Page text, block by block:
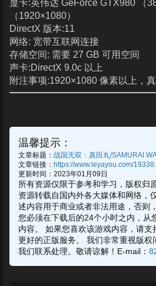
显卡:英伟达 GeForce GTX980 （
（1920×1080）
DirectX 版本:11
网络: 宽带互联网连接
存储空间: 需要 27 GB 可用空间
声卡:DirectX 9.0c 以上
附注事项:1920×1080 像素以上，
温馨提示：
文章标题： 战国无双：真田丸/SAMURAI
文章链接： https://www.leyayou.com/
更新时间：2023年01月09日
所有资源仅限于参考和学习，版权归
资源转载自国内外各大媒体和网络，
述内容用于商业或者非法用途，否则
您必须在下载后的24个小时之内，从
内容。 如果您喜欢该游戏内容，请支
更好的正版服务。 我们非常重视版
我们联系处理。敬请谅解！E-mail：